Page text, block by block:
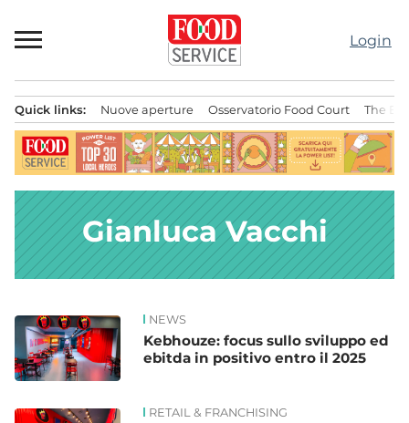
al
contenuto
Login
principale
Quick links: Nuove aperture Osservatorio Food Court The
Gianluca Vacchi
News NEWS
Kebhouze: focus sullo sviluppo ed
ebitda in positivo entro il 2025
RETAIL & FRANCHISING